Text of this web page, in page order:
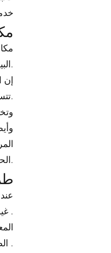
البيت بل يظل موجودًا حتى إن كان البيت نظيفًا تمامًا.
إن
تتسبب في الكثير من الأضرار الصحية والمادية والنفسية لذا نبحث دائما عن حلول مكافحة حشرات لحل هذه المشكلة.
الحشرات التي تقدمها مكافحة حشرات جزيرة ياس منع دخولهم إلى منزلك بنجاح.
غير الكيميائية, يأتي بعدها دور الطرق الكيميائية في معالجة الحشرات .
الطعوم الصلبة ومنها المساحيق ومنها الكبسولات ومنها الغازات المضغوطه .